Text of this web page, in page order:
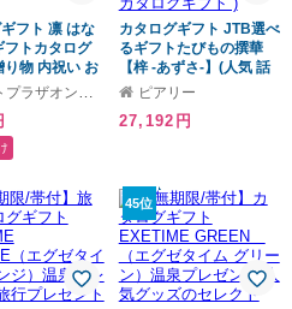
フト 凛 はな
フトカタログ
り物 内祝い お
い 出産内祝
典返し お礼 入
卒業祝い 体験
旅行 結婚 お
ラザオンライン
カタログギフト JTB選べ
るギフトたびもの撰華
【梓 -あずさ-】(人気 話
題 引き出物 内祝い 出産
祝い 香典返し 結婚式 お
タログギフト )
ピアリー
27,192円
45位